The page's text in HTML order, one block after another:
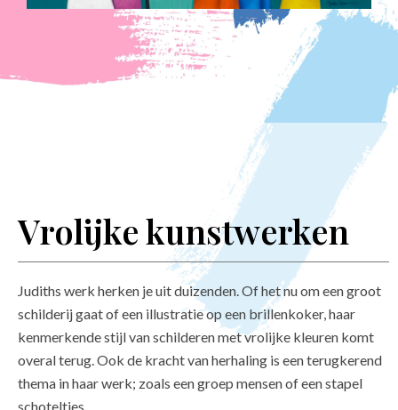
Vrolijke kunstwerken
Judiths werk herken je uit duizenden. Of het nu om een groot
schilderij gaat of een illustratie op een brillenkoker, haar
kenmerkende stijl van schilderen met vrolijke kleuren komt
overal terug. Ook de kracht van herhaling is een terugkerend
thema in haar werk; zoals een groep mensen of een stapel
schoteltjes.